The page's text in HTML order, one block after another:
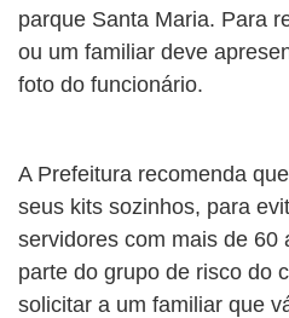
parque Santa Maria. Para
ou um familiar deve
foto do funcionário.
A Prefeitura recomenda
seus kits sozinhos, para
servidores com mais de 60
parte do grupo de risco do
solicitar a um familiar que